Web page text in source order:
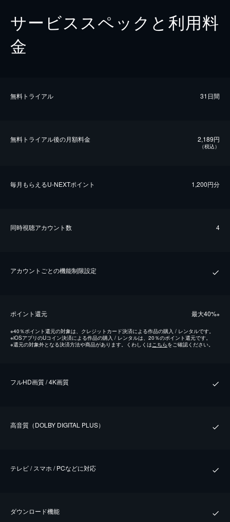
サービススペックと利用料
金
無料トライアル 31日間
無料トライアル後の⽉額料金 2,189円
（税込）
毎⽉もらえるU-NEXTポイント 1,200円分
同時視聴アカウント数 4
アカウントごとの機能制限設定
ポイント還元 最⼤40%※
※40％ポイント還元の対象は、クレジットカード決済による作品の購入 / レンタルです。
※iOSアプリのUコイン決済による作品の購入 / レンタルは、20％のポイント還元です。
※還元の対象外となる決済方法や商品があります。くわしくはこちらをご確認ください。
フルHD画質 / 4K画質
⾼⾳質（DOLBY DIGITAL PLUS）
テレビ / スマホ / PCなどに対応
ダウンロード機能